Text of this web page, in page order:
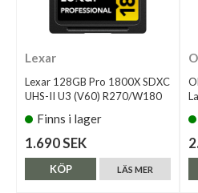
Lexar
Lexar 128GB Pro 1800X SDXC
UHS-II U3 (V60) R270/W180
Finns i lager
1.690 SEK
LÄS MER
KÖP